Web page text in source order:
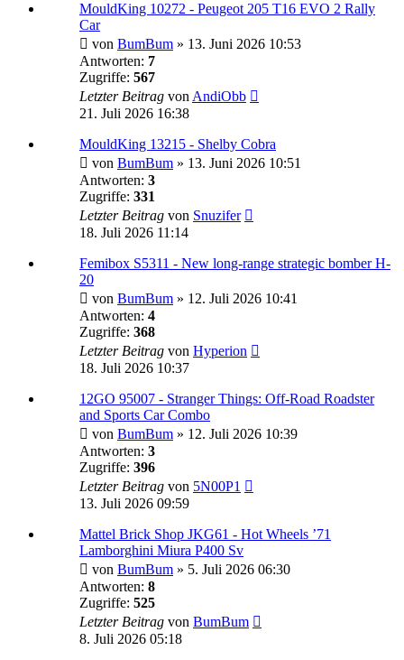
MouldKing 10272 - Peugeot 205 T16 EVO 2 Rally
Car
von BumBum » 13. Juni 2026 10:53
Antworten: 7
Zugriffe: 567
Letzter Beitrag von AndiObb
21. Juli 2026 16:38
MouldKing 13215 - Shelby Cobra
von BumBum » 13. Juni 2026 10:51
Antworten: 3
Zugriffe: 331
Letzter Beitrag von Snuzifer
18. Juli 2026 11:14
Femibox S5311 - New long-range strategic bomber H-
20
von BumBum » 12. Juli 2026 10:41
Antworten: 4
Zugriffe: 368
Letzter Beitrag von Hyperion
18. Juli 2026 10:37
12GO 95007 - Stranger Things: Off-Road Roadster
and Sports Car Combo
von BumBum » 12. Juli 2026 10:39
Antworten: 3
Zugriffe: 396
Letzter Beitrag von 5N00P1
13. Juli 2026 09:59
Mattel Brick Shop JKG61 - Hot Wheels ’71
Lamborghini Miura P400 Sv
von BumBum » 5. Juli 2026 06:30
Antworten: 8
Zugriffe: 525
Letzter Beitrag von BumBum
8. Juli 2026 05:18